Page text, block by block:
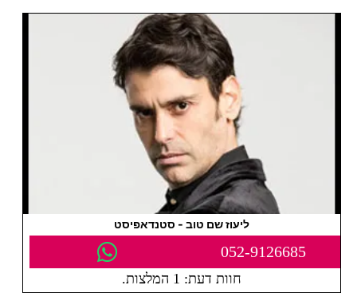
ליעוז שם טוב - סטנדאפיסט
052-9126685
חוות דעת: 1 המלצות.